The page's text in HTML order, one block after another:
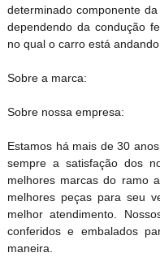
determinado componente
dependendo da condução
no qual o carro está andando.
Sobre a marca:
Sobre nossa empresa:
Estamos há mais de 30
sempre a satisfação dos
melhores marcas do ramo
melhores peças para seu
melhor atendimento.
conferidos e embalados
maneira.